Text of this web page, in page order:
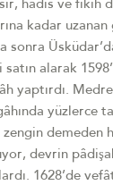
hadîs ve fıkıh
kadar uzanan
sonra
satın alarak
yaptırdı.
yüzlerce
zengin demeden
devrin
1628’de